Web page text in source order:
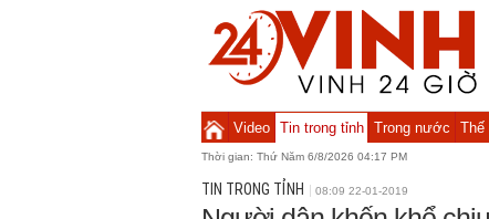
Video Tin trong tỉnh Trong nước Thế
Thời gian: Thứ Năm 6/8/2026 04:17 PM
TIN TRONG TỈNH 08:09 22-01-2019